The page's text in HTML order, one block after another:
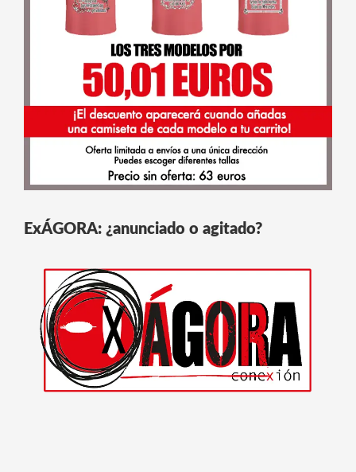
ExÁGORA: ¿anunciado o agitado?